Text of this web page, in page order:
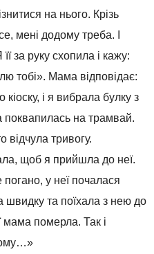
на нього. Крізь
мені додому треба. І
за руку схопила і кажу:
тобі». Мама відповідає:
і я вибрала булку з
поквапилась на трамвай.
відчула тривогу.
щоб я прийшла до неї.
погано, у неї почалася
та поїхала з нею до
мама померла. Так і